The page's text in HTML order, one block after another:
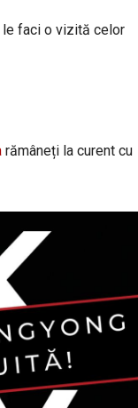
le faci o vizită celor
rămâneți la curent cu